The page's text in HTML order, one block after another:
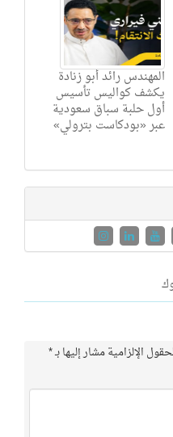
المهندس رائد أبو زنادة
يكشف كواليس تأسيس
أول حلبة سباق سعودية
عبر «بودكاست بترولي»
الإلزامية مشار إليها بـ*